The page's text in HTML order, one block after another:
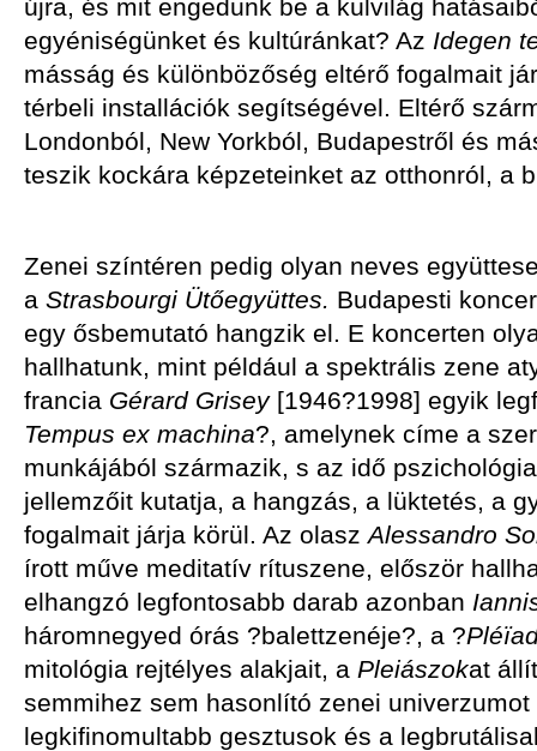
újra, és mit engedünk be a külvilág
egyéniségünket és kultúránkat? Az Idegen
másság és különbözőség eltérő fogalmait
térbeli installációk segítségével. Eltérő
Londonból, New Yorkból, Budapestről és
teszik kockára képzeteinket az otthonról, a
Zenei színtéren pedig olyan neves
a Strasbourgi Ütőegyüttes. Budapesti
egy ősbemutató hangzik el. E koncerten
hallhatunk, mint például a spektrális zene
francia Gérard Grisey[1946?1998] egyik
Tempus ex machina?, amelynek címe a
munkájából származik, s az idő
jellemzőit kutatja, a hangzás, a lüktetés, a
fogalmait járja körül. Az olaszAlessandro
írott műve meditatív rítuszene, először
elhangzó legfontosabb darab azonban
háromnegyed órás ?balettzenéje?, a ?
mitológia rejtélyes alakjait, a Pleiászokat
semmihez sem hasonlító zenei
legkifinomultabb gesztusok és a